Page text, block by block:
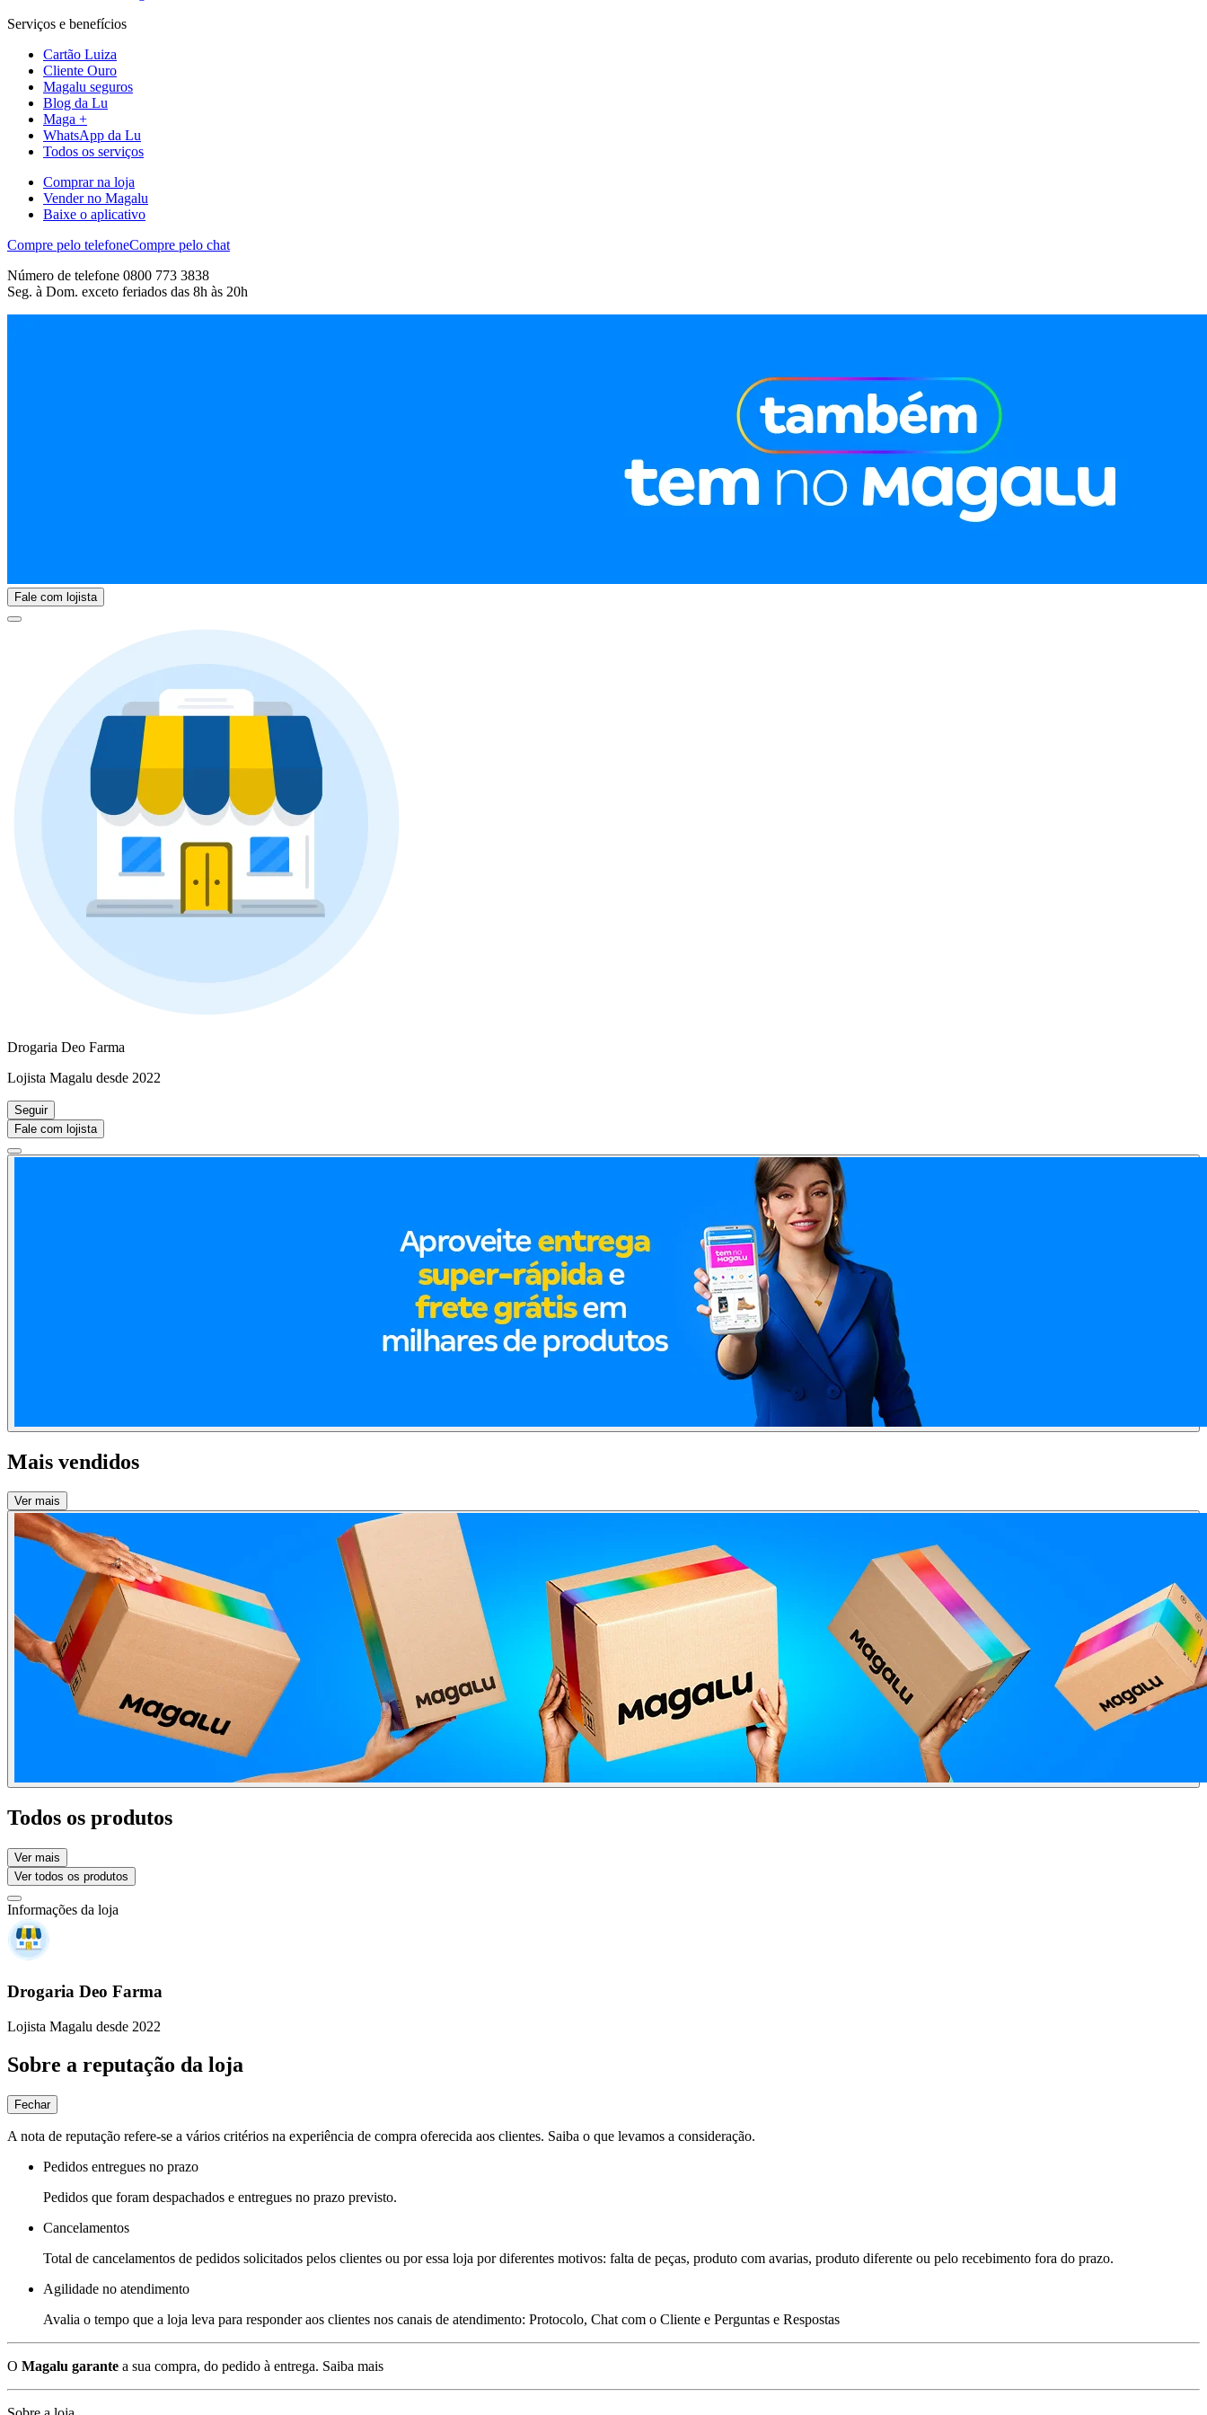
Serviços e benefícios
Cartão Luiza
Cliente Ouro
Magalu seguros
Blog da Lu
Maga +
WhatsApp da Lu
Todos os serviços
Comprar na loja
Vender no Magalu
Baixe o aplicativo
Compre pelo telefoneCompre pelo chat
Número de telefone 0800 773 3838
Seg. à Dom. exceto feriados das 8h às 20h
Fale com lojista
Drogaria Deo Farma
Lojista Magalu desde 2022
Seguir
Fale com lojista
Mais vendidos
Ver mais
Todos os produtos
Ver mais
Ver todos os produtos
Informações da loja
Drogaria Deo Farma
Lojista Magalu desde 2022
Sobre a reputação da loja
Fechar
A nota de reputação refere-se a vários critérios na experiência de compra oferecida aos clientes. Saiba o que levamos a consideração.
Pedidos entregues no prazo
Pedidos que foram despachados e entregues no prazo previsto.
Cancelamentos
Total de cancelamentos de pedidos solicitados pelos clientes ou por essa loja por diferentes motivos: falta de peças, produto com avarias, produto diferente ou pelo recebimento fora do prazo.
Agilidade no atendimento
Avalia o tempo que a loja leva para responder aos clientes nos canais de atendimento: Protocolo, Chat com o Cliente e Perguntas e Respostas
O Magalu garante a sua compra, do pedido à entrega. Saiba mais